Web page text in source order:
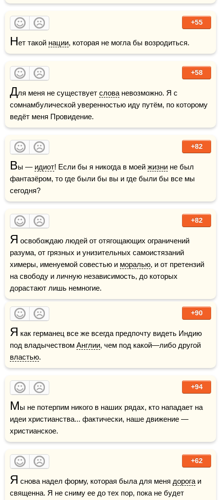
+55
Нет такой нации, которая не могла бы возродиться.
+58
Для меня не существует слова невозможно. Я с
сомнамбулической уверенностью иду путём, по которому
ведёт меня Провидение.
+82
Вы — идиот! Если бы я никогда в моей жизни не был
фантазёром, то где были бы вы и где были бы все мы
сегодня?
+82
Я освобождаю людей от отягощающих ограничений
разума, от грязных и унизительных самоистязаний
химеры, именуемой совестью и моралью, и от претензий
на свободу и личную независимость, до которых
дорастают лишь немногие.
+90
Я как германец все же всегда предпочту видеть Индию
под владычеством Англии
властью.
+94
Мы не потерпим никого в наших рядах, кто нападает на
идеи христианства... фактически, наше движение —
христианское.
+62
Я снова надел форму, которая была для меня дорога и
священна. Я не сниму ее до тех пор, пока не будет